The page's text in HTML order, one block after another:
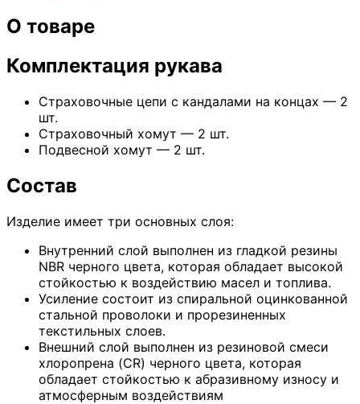
О товаре
Комплектация рукава
Страховочные цепи с кандалами на концах — 2
шт.
Страховочный хомут — 2 шт.
Подвесной хомут — 2 шт.
Состав
Изделие имеет три основных слоя:
Внутренний слой выполнен из гладкой резины
NBR черного цвета, которая обладает высокой
стойкостью к воздействию масел и топлива.
Усиление состоит из спиральной оцинкованной
стальной проволоки и прорезиненных
текстильных слоев.
Внешний слой выполнен из резиновой смеси
хлоропрена (CR) черного цвета, которая
обладает стойкостью к абразивному износу и
атмосферным воздействиям